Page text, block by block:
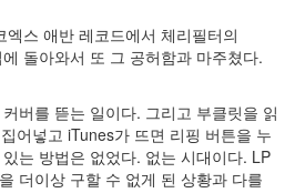
스 애반 레코드에서 체리필터의
돌아와서 또 그 공허함과 마주쳤다.
버를 뜯는 일이다. 그리고 부클릿을 읽
어넣고 iTunes가 뜨면 리핑 버튼을 누
는 방법은 없었다. 없는 시대이다. LP
더이상 구할 수 없게 된 상황과 다를